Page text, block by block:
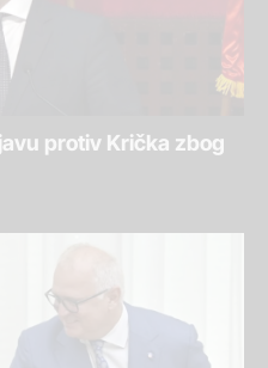
protiv Krička zbog